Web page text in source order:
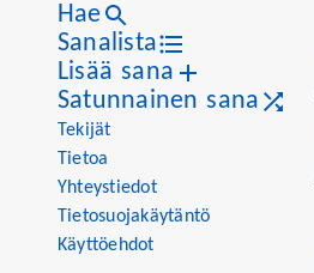
Hae
Sanalista
Lisää sana
Satunnainen sana
Tekijät
Tietoa
Yhteystiedot
Tietosuojakäytäntö
Käyttöehdot